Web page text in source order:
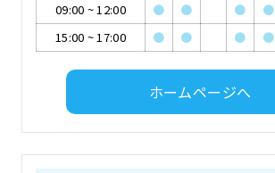
09:00 ~12:00 ● ● ● ●
15:00 ~17:00 ● ● ● ●
ホームページへ